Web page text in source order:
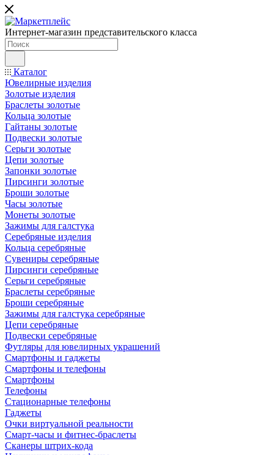
Интернет-магазин представительского класса
Каталог
Ювелирные изделия
Золотые изделия
Браслеты золотые
Кольца золотые
Гайтаны золотые
Подвески золотые
Серьги золотые
Цепи золотые
Запонки золотые
Пирсинги золотые
Броши золотые
Часы золотые
Монеты золотые
Зажимы для галстука
Серебряные изделия
Кольца серебряные
Сувениры серебряные
Пирсинги серебряные
Серьги серебряные
Браслеты серебряные
Броши серебряные
Зажимы для галстука серебряные
Цепи серебряные
Подвески серебряные
Футляры для ювелирных украшений
Смартфоны и гаджеты
Смартфоны и телефоны
Смартфоны
Телефоны
Стационарные телефоны
Гаджеты
Очки виртуальной реальности
Смарт-часы и фитнес-браслеты
Сканеры штрих-кода